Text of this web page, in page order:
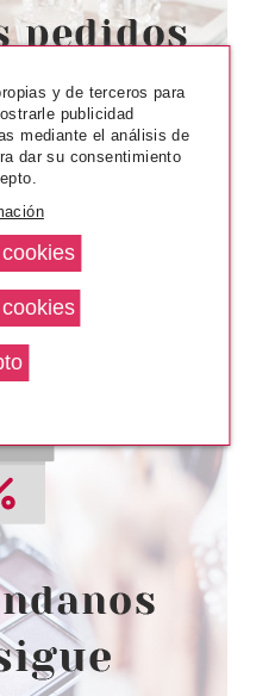
LABIOS
207 MY
desde
KISS TINTE
02
desde
y de terceros para
publicidad
mediante el análisis de
dar su consentimiento